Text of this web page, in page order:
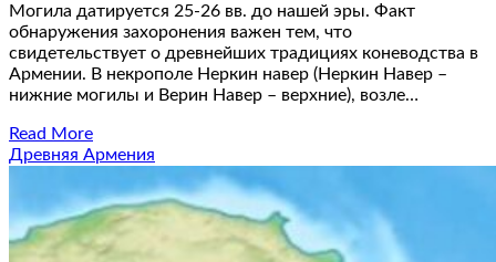
Могила датируется 25-26 вв. до нашей эры. Факт
обнаружения захоронения важен тем, что
свидетельствует о древнейших традициях коневодства в
Армении. В некрополе Неркин навер (Неркин Навер –
нижние могилы и Верин Навер – верхние), возле…
Read More
Древняя Армения